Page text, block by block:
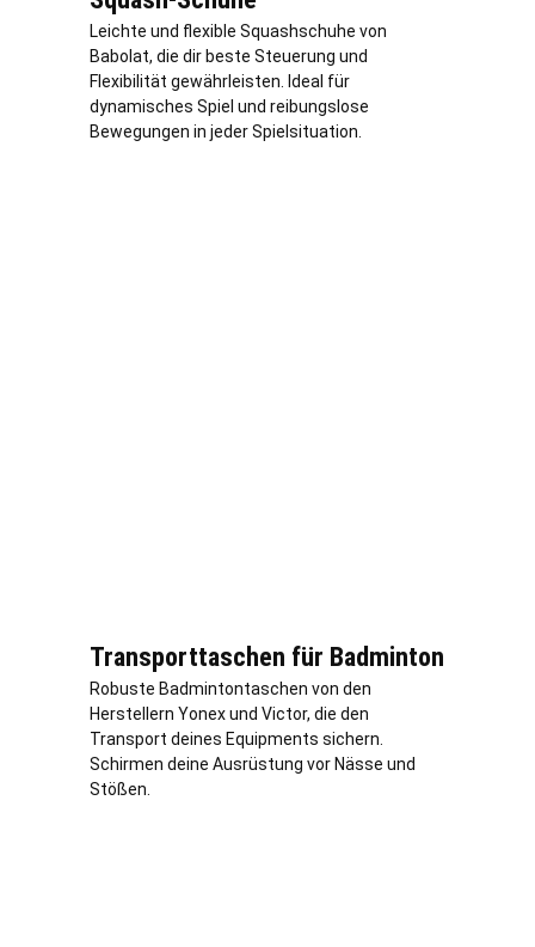
Leichte und flexible Squashschuhe von
Babolat, die dir beste Steuerung und
Flexibilität gewährleisten. Ideal für
dynamisches Spiel und reibungslose
Bewegungen in jeder Spielsituation.
Transporttaschen für Badminton
Robuste Badmintontaschen von den
Herstellern Yonex und Victor, die den
Transport deines Equipments sichern.
Schirmen deine Ausrüstung vor Nässe und
Stößen.